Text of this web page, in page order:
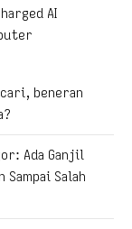
AI
beneran
Ada Ganjil
Sampai Salah